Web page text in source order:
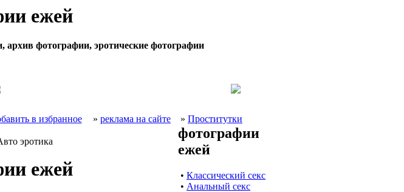
ежей
фотографии, эротические фотографии
в избранное » реклама на сайте
эротика
ежей
» Проститутки
фотографии
ежей
• Классический секс
• Анальный секс